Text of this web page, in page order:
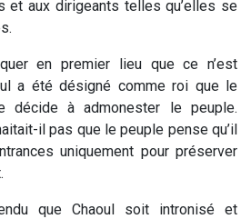
et aux dirigeants telles qu’elles se
en premier lieu que ce n’est
a été désigné comme roi que le
décide à admonester le peuple.
il pas que le peuple pense qu’il
uniquement pour préserver
que Chaoul soit intronisé et